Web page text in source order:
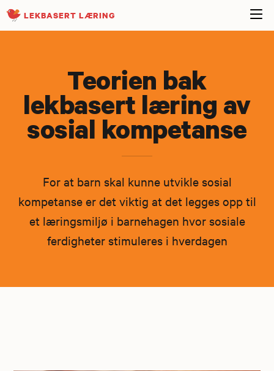
LEKBASERT LÆRING
Teorien bak
lekbasert læring av
sosial kompetanse
For at barn skal kunne utvikle sosial
kompetanse er det viktig at det legges opp til
et læringsmiljø i barnehagen hvor sosiale
ferdigheter stimuleres i hverdagen